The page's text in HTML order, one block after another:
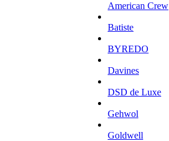
American Crew
Batiste
BYREDO
Davines
DSD de Luxe
Gehwol
Goldwell